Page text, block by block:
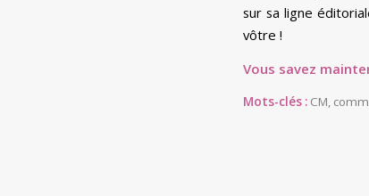
sur sa ligne
vôtre !
Vous savez
Mots-clés : CM,